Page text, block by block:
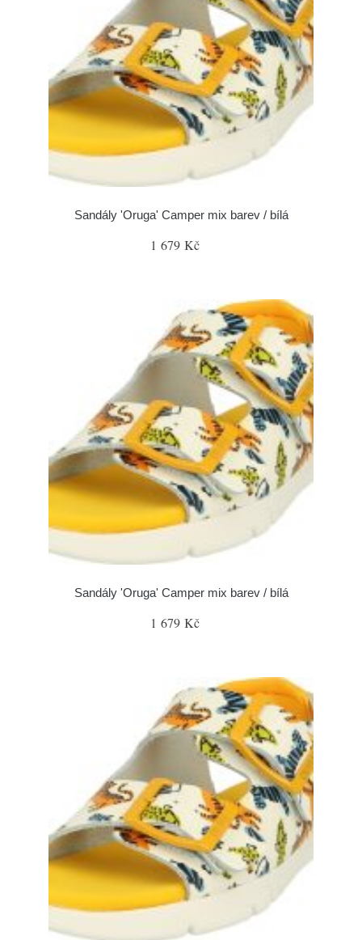
Sandály 'Oruga' Camper mix barev / bílá
1 679 Kč
Sandály 'Oruga' Camper mix barev / bílá
1 679 Kč